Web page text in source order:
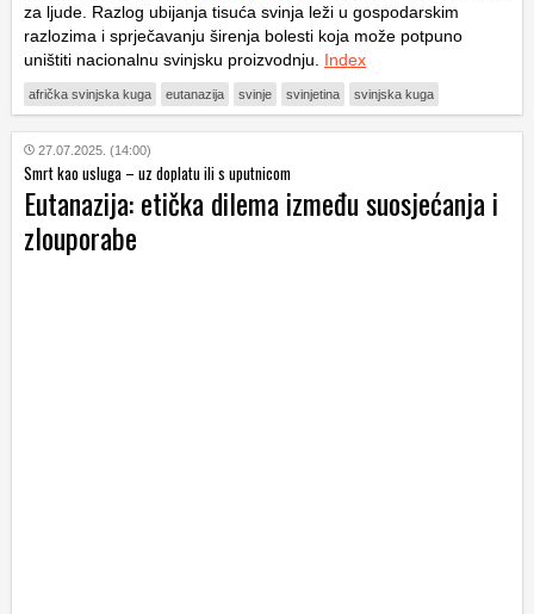
za ljude. Razlog ubijanja tisuća svinja leži u gospodarskim
razlozima i sprječavanju širenja bolesti koja može potpuno
uništiti nacionalnu svinjsku proizvodnju. Index
afrička svinjska kuga eutanazija svinje svinjetina svinjska kuga
27.07.2025. (14:00)
Smrt kao usluga – uz doplatu ili s uputnicom
Eutanazija: etička dilema između suosjećanja i
zlouporabe